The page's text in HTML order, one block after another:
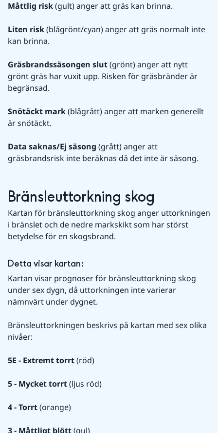
Måttlig risk (gult) anger att gräs kan brinna.
Liten risk (blågrönt/cyan) anger att gräs normalt inte
kan brinna.
Gräsbrandssäsongen slut (grönt) anger att nytt
grönt gräs har vuxit upp. Risken för gräsbränder är
begränsad.
Snötäckt mark (blågrått) anger att marken generellt
är snötäckt.
Data saknas/Ej säsong (grått) anger att
gräsbrandsrisk inte beräknas då det inte är säsong.
Bränsleuttorkning skog
Kartan för bränsleuttorkning skog anger uttorkningen
i bränslet och de nedre markskikt som har störst
betydelse för en skogsbrand.
Detta visar kartan:
Kartan visar prognoser för bränsleuttorkning skog
under sex dygn, då uttorkningen inte varierar
nämnvärt under dygnet.
Bränsleuttorkningen beskrivs på kartan med sex olika
nivåer:
5E - Extremt torrt (röd)
5 - Mycket torrt (ljus röd)
4 - Torrt (orange)
3 - Måttligt blött (gul)